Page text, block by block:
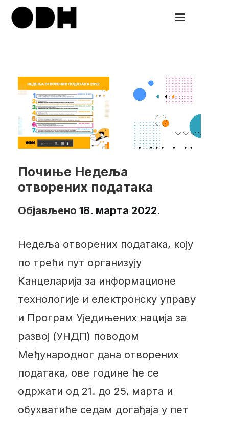
Скочи
Почиње Недеља
отворених података
Објављено 18. марта 2022.
Недеља отворених података, коју
по трећи пут организују
Канцеларија за информационе
технологије и електронску управу
и Програм Уједињених нација за
развој (УНДП) поводом
Међународног дана отворених
података, ове године ће се
одржати од 21. до 25. марта и
обухватиће седам догађаја у пет